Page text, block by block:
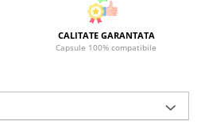
CALITATE GARANTATA
Capsule 100% compatibile